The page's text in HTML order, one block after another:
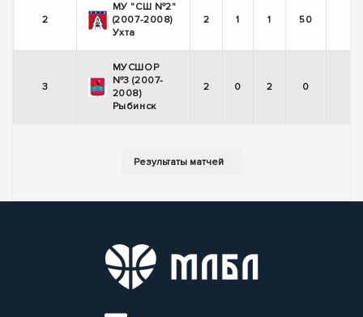
2
МУ "СШ №2"
(2007-2008)
Ухта
2 1 1 50
3
МУСШОР
№3 (2007-
2008)
Рыбинск
2 0 2 0